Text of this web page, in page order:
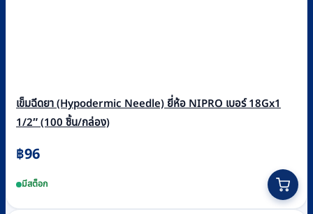
เข็มฉีดยา (Hypodermic Needle) ยี่ห้อ NIPRO เบอร์ 18Gx1
1/2″ (100 ชิ้น/กล่อง)
฿96
มีสต็อก